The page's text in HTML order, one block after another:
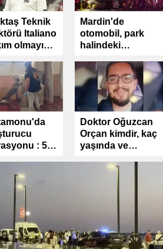
Bürsin'in yeni
Grand Maison
hakkında neler
Teknik
Italiano
olmayı
Mardin'de
otomobil, park
halindeki
1 ölü, 2 yaralı
: 5
Doktor Oğuzcan
Orçan kimdir, kaç
yaşında ve